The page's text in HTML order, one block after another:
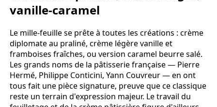
vanille-caramel
Le mille-feuille se prête à toutes les créations : crème
diplomate au praliné, crème légère vanille et
framboises fraîches, ou version caramel beurre salé.
Les grands noms de la pâtisserie française — Pierre
Hermé, Philippe Conticini, Yann Couvreur — en ont
tous fait une pièce signature, preuve que ce classique
reste un terrain d'expression majeur. Le travail du